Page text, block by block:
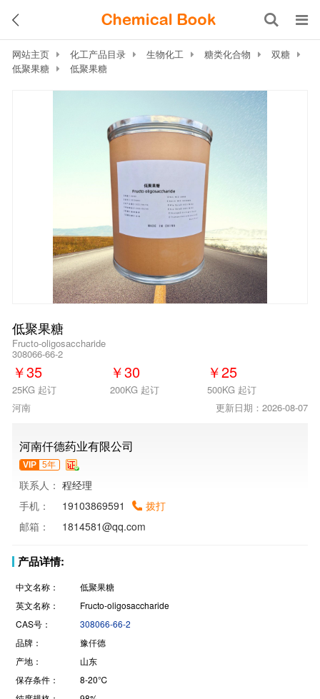
网站主页 化工产品目录 生物化工 糖类化合物
双糖
低聚果糖
低聚果糖
低聚果糖
Fructo-oligosaccharide
308066-66-2
￥35
25KG 起订
￥30
200KG 起订
￥25
500KG 起订
河南
更新日期：2026-08-07
河南仟德药业有限公司
VIP 5年
联系人： 程经理
手机：
19103869591
拨打
邮箱：
1814581@qq.com
产品详情:
中文名称：
低聚果糖
英文名称：
Fructo-oligosaccharide
CAS号：
308066-66-2
品牌：
豫仟德
产地：
山东
保存条件：
8-20℃